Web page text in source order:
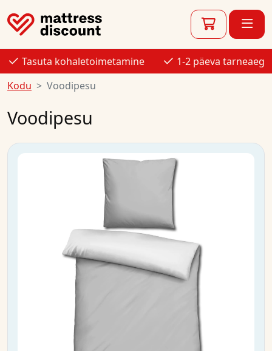
Tasuta kohaletoimetamine
1-2 päeva tarneaeg
Kodu
Voodipesu
Voodipesu